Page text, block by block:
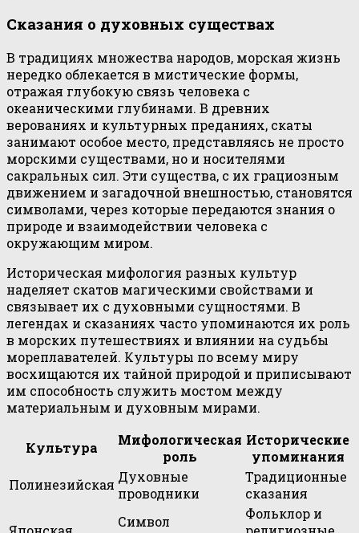
Сказания о духовных существах
В традициях множества народов, морская жизнь
нередко облекается в мистические формы,
отражая глубокую связь человека с
океаническими глубинами. В древних
верованиях и культурных преданиях, скаты
занимают особое место, представляясь не просто
морскими существами, но и носителями
сакральных сил. Эти существа, с их грациозным
движением и загадочной внешностью, становятся
символами, через которые передаются знания о
природе и взаимодействии человека с
окружающим миром.
Историческая мифология разных культур
наделяет скатов магическими свойствами и
связывает их с духовными сущностями. В
легендах и сказаниях часто упоминаются их роль
в морских путешествиях и влиянии на судьбы
мореплавателей. Культуры по всему миру
восхищаются их тайной природой и приписывают
им способность служить мостом между
материальным и духовным мирами.
Культура
Мифологическая
роль
Исторические
упоминания
Полинезийская Духовные
проводники
Традиционные
сказания
Символ
Фольклор и